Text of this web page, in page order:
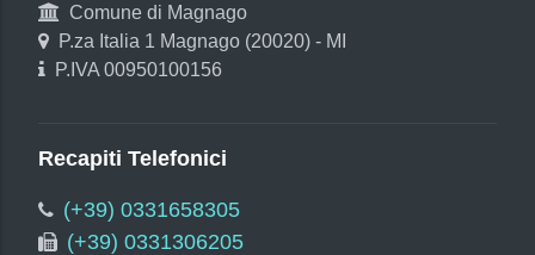
Comune di Magnago
P.za Italia 1 Magnago (20020) - MI
P.IVA 00950100156
Recapiti Telefonici
(+39) 0331658305
(+39) 0331306205